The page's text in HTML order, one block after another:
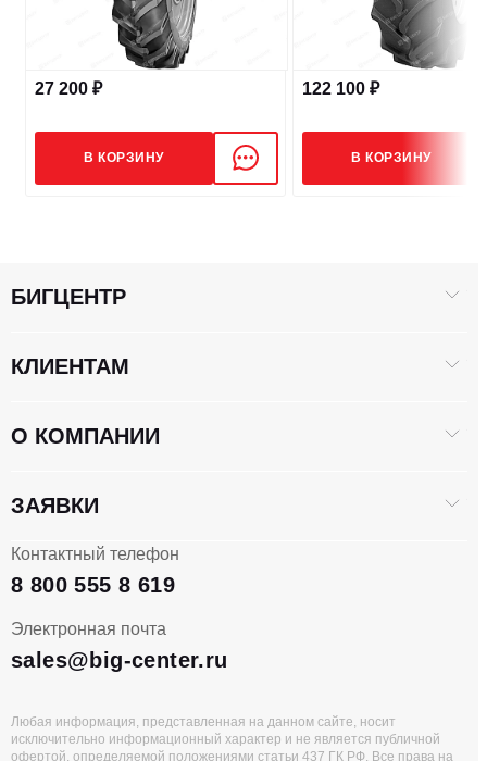
27 200 ₽
В КОРЗИНУ
122 100 ₽
В КОРЗИНУ
Контактный телефон
8 800 555 8 619
Электронная почта
sales@big-center.ru
БИГЦЕНТР
КЛИЕНТАМ
О КОМПАНИИ
ЗАЯВКИ
Любая информация, представленная на данном сайте, носит
исключительно информационный характер и не является публичной
офертой, определяемой положениями статьи 437 ГК РФ. Все права на